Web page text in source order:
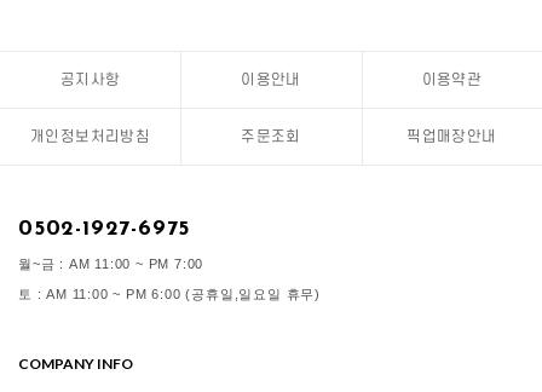
공지사항 이용안내 이용약관
개인정보처리방침 주문조회 픽업매장안내
0502-1927-6975
월~금 : AM 11:00 ~ PM 7:00
토 : AM 11:00 ~ PM 6:00 (공휴일,일요일 휴무)
COMPANY INFO